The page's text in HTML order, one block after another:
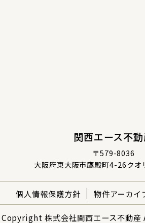
関西エース不
〒579-8036
大阪府東大阪市鷹殿町4-26クオ
個人情報保護方針 物件アーカイ
Copyright 株式会社関西エース不動